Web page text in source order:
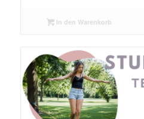
In den Warenkorb